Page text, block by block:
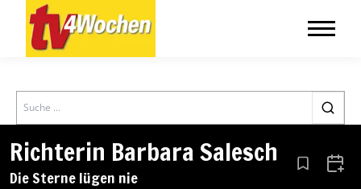
Search
Richterin Barbara Salesch
Die Sterne lügen nie Aus den